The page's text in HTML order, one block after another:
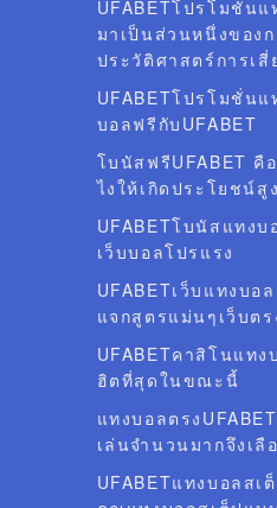
UFABETโปรโมชั่นแ
มาเป็นส่วนหนึ่งของก
ประวัติศาสตร์การเสี่
UFABETโปรโมชั่น
บอลฟรีกับUFABET
โบนัสฟรีUFABET คื
ไงให้เกิดประโยชน์สู
UFABETโบนัสแทงบ
เว็บบอลโปรแรง
UFABETเว็บแทงบอ
แจกสูตรแม่นๆเว็บตร
UFABETคาสิโนแท
ฮิตที่สุดในขณะนี้
แทงบอลตรง
เล่นจำนวนมากจึงเลื
UFABETแทงบอลสเ